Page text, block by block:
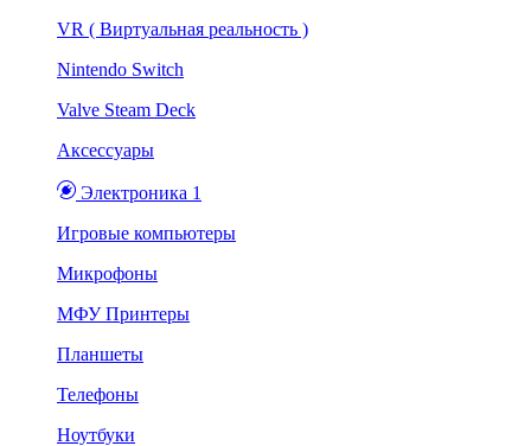
VR ( Виртуальная реальность )
Nintendo Switch
Valve Steam Deck
Аксессуары
Электроника 1
Игровые компьютеры
Микрофоны
МФУ Принтеры
Планшеты
Телефоны
Ноутбуки